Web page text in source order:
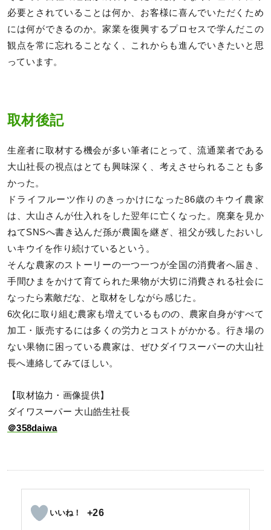
必要とされていることは何か、お客様に喜んでいただくため
には何ができるのか。家業を復興するプロセスで学んだこの
観点を常に忘れることなく、これからも進んでいきたいと思
っています。
取材後記
生産者に取材する機会が多い筆者にとって、流通業者である
大山社長の視点はとても興味深く、考えさせられることも多
かった。
ドライフルーツ作りのきっかけになった86歳のキウイ農家
は、大山さんが仕入れをした翌年に亡くなった。廃棄を見か
ねてSNSへ書き込んだ孫が農園を継ぎ、祖父が残したおいし
いキウイを作り続けているという。
そんな農家のストーリーの一つ一つが全国の消費者へ届き、
手間ひまをかけて育てられた果物が大切に消費される社会に
なったら素敵だな、と取材をしながら感じた。
6次化に取り組む農家も増えているものの、農家自身がすべて
加工・販売するには多くの労力とコストがかかる。行き場の
ない果物に困っている農家は、ぜひダイワスーパーの大山社
長へ連絡してみてほしい。
【取材協力・画像提供】
ダイワスーパー 大山皓生社長
＠358daiwa
+26